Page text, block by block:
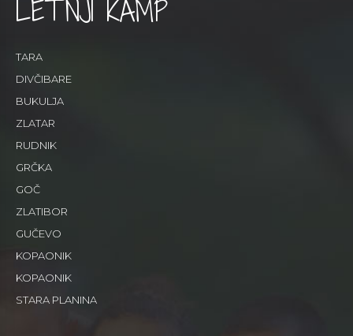
LETNJI KAMP
TARA
DIVČIBARE
BUKULJA
ZLATAR
RUDNIK
GRČKA
GOČ
ZLATIBOR
GUČEVO
KOPAONIK
KOPAONIK
STARA PLANINA